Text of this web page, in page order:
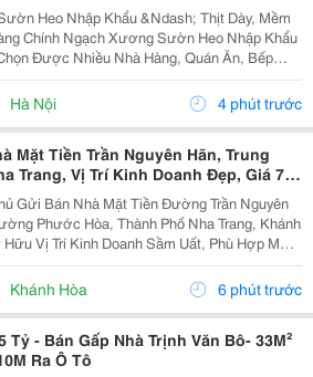
Heo Nhập Khẩu &Ndash; Thịt Dày, Mềm
Xương Sườn Heo Nhập Khẩu
Được Nhiều Nhà Hàng, Quán Ăn, Bếp
Và Gia Đình Ưa Chuộng Nhờ Phần Thịt
Ngọt, Xương Nhỏ Và Hương Vị Thơm Ngon
....
Hà Nội 4 phút trước
Mặt Tiền Trần Nguyên Hãn, Trung
Trang, Vị Trí Kinh Doanh Đẹp, Giá 7,4
Gửi Bán Nhà Mặt Tiền Đường Trần Nguyên
Phước Hòa, Thành Phố Nha Trang, Khánh
Vị Trí Kinh Doanh Sầm Uất, Phù Hợp Mở
Văn Phòng, Showroom Hoặc Đầu Tư Cho
Thuê Lâu Dài. Thông Tin Chi Tiết. - Địa Chỉ: Số...
Khánh Hòa 6 phút trước
Tỷ - Bán Gấp Nhà Trịnh Văn Bô- 33M²
Ra Ô Tô